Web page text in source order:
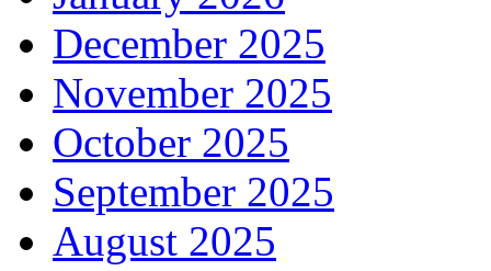
December 2025
November 2025
October 2025
September 2025
August 2025